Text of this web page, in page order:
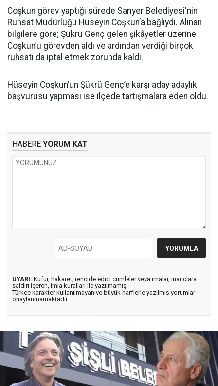
Coşkun görev yaptığı sürede Sarıyer Belediyesi'nin
Ruhsat Müdürlüğü Hüseyin Coşkun’a bağlıydı. Alınan
bilgilere göre; Şükrü Genç gelen şikâyetler üzerine
Coşkun’u görevden aldı ve ardından verdiği birçok
ruhsatı da iptal etmek zorunda kaldı.
Hüseyin Coşkun’un Şükrü Genç’e karşı aday adaylık
başvurusu yapması ise ilçede tartışmalara eden oldu.
HABERE YORUM KAT
UYARI: Küfür, hakaret, rencide edici cümleler veya imalar, inançlara
saldırı içeren, imla kuralları ile yazılmamış,
Türkçe karakter kullanılmayan ve büyük harflerle yazılmış yorumlar
onaylanmamaktadır.